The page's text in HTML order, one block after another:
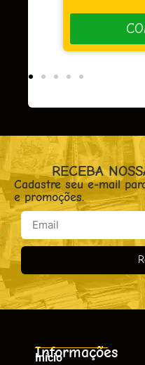
RECEBA
Cadastre seu e-mail
e promoções.
Informações
Início